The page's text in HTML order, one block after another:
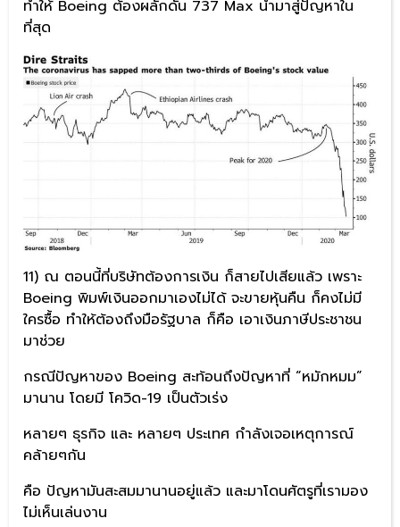
ทำให้ Boeing ต้องผลักดัน 737 Max นำมาสู่ปัญหาใน
ที่สุด
11) ณ ตอนนี้ที่บริษัทต้องการเงิน ก็สายไปเสียแล้ว เพราะ
Boeing พิมพ์เงินออกมาเองไม่ได้ จะขายหุ้นคืน ก็คงไม่มี
ใครซื้อ ทำให้ต้องถึงมือรัฐบาล ก็คือ เอาเงินภาษีประชาชน
มาช่วย
กรณีปัญหาของ Boeing สะท้อนถึงปัญหาที่ “หมักหมม”
มานาน โดยมี โควิด-19 เป็นตัวเร่ง
หลายๆ ธุรกิจ และ หลายๆ ประเทศ กำลังเจอเหตุการณ์
คล้ายๆกัน
คือ ปัญหามันสะสมมานานอยู่แล้ว และมาโดนศัตรูที่เรามอง
ไม่เห็นเล่นงาน